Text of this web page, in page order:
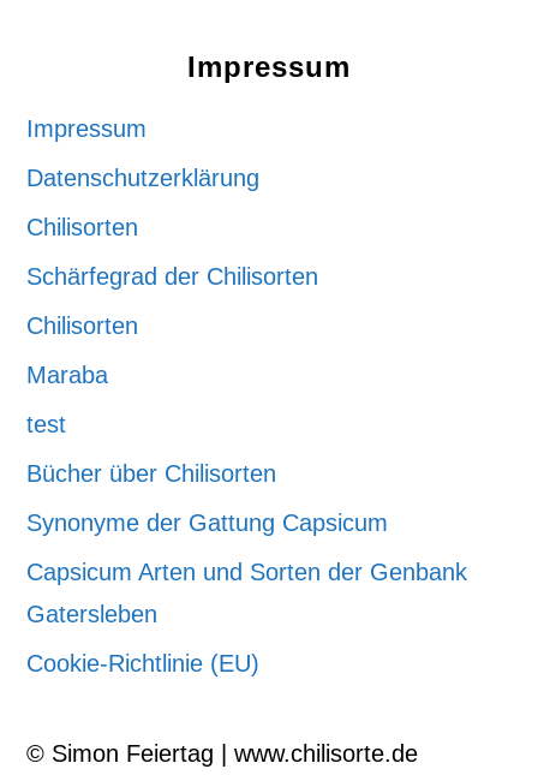
Impressum
Impressum
Datenschutzerklärung
Chilisorten
Schärfegrad der Chilisorten
Chilisorten
Maraba
test
Bücher über Chilisorten
Synonyme der Gattung Capsicum
Capsicum Arten und Sorten der Genbank
Gatersleben
Cookie-Richtlinie (EU)
© Simon Feiertag | www.chilisorte.de